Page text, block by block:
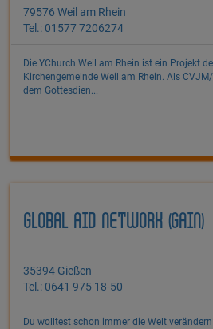
79576 Weil am Rhein
Tel.: 01577 7206274
Die YChurch Weil am Rhein ist ein Projekt
Kirchengemeinde Weil am Rhein. Als
dem Gottesdien...
GLOBAL AID NETWORK (GAIN)
35394 Gießen
Tel.: 0641 975 18-50
Du wolltest schon immer die Welt